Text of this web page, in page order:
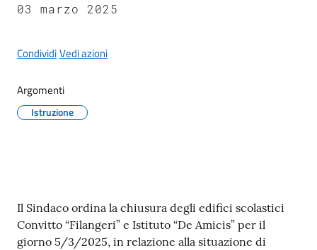
A
b
p
r
i
o
03 marzo 2025
CondividiVedi azioni
Argomenti
Istruzione
Contenuto
Il Sindaco ordina la chiusura degli edifici scolastici
Convitto “Filangeri” e Istituto “De Amicis” per il
giorno 5/3/2025, in relazione alla situazione di